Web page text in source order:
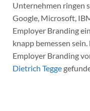
Unternehmen ringen
Google, Microsoft,
Employer Branding
knapp bemessen
Employer Branding
Dietrich Tegge